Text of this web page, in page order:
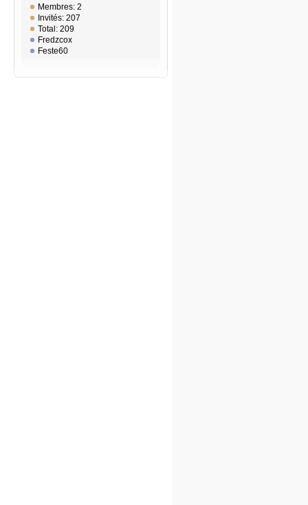
Membres: 2
Invités: 207
Total: 209
Fredzcox
Feste60